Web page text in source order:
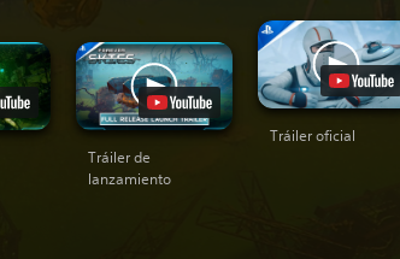
Tráiler de
lanzamiento
Tráiler oficial